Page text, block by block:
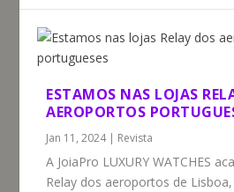
ESTAMOS NAS LOJAS
AEROPORTOS
Jan 11, 2024| Revista
A JoiaPro LUXURY WATCHES
Relay dos aeroportos de